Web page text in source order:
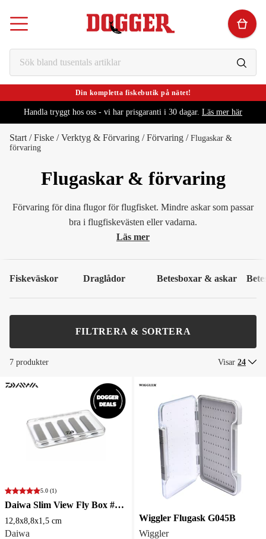
Din kompletta fiskebutik på nätet!
Handla tryggt hos oss - vi har prisgaranti i 30 dagar. Läs mer här
Start /Fiske /Verktyg & Förvaring /Förvaring / Flugaskar &
förvaring
Flugaskar & förvaring
Förvaring för dina flugor för flugfisket. Mindre askar som passar
bra i flugfiskevästen eller vadarna.
Läs mer
Fiskeväskor Draglådor Betesboxar & askar
FILTRERA & SORTERA
7 produkter Visar 24
5.0 (1)
Daiwa Slim View Fly Box #3 12,8x8,8x1,5 cm
12,8x8,8x1,5 cm
Daiwa
Wiggler Flugask G045B
Wiggler